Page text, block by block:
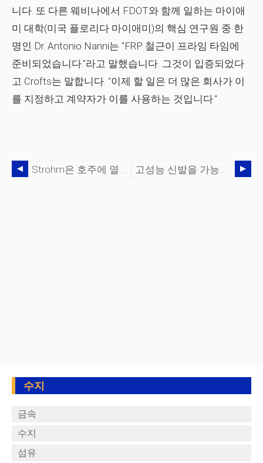
니다. 또 다른 웨비나에서 FDOT와 함께 일하는 마이애
미 대학(미국 플로리다 마이애미)의 핵심 연구원 중 한
명인 Dr. Antonio Nanni는 "FRP 철근이 프라임 타임에
준비되었습니다."라고 말했습니다. 그것이 입증되었다
고 Crofts는 말합니다. "이제 할 일은 더 많은 회사가 이
를 지정하고 계약자가 이를 사용하는 것입니다."
Strohm은 호주에 열가소성 합성 파이프 점퍼 스풀을 공급합니다. 고성능 신발을 가능하게 하는 유연한 탄소 섬유 플레이트
수지
금속
수지
섬유